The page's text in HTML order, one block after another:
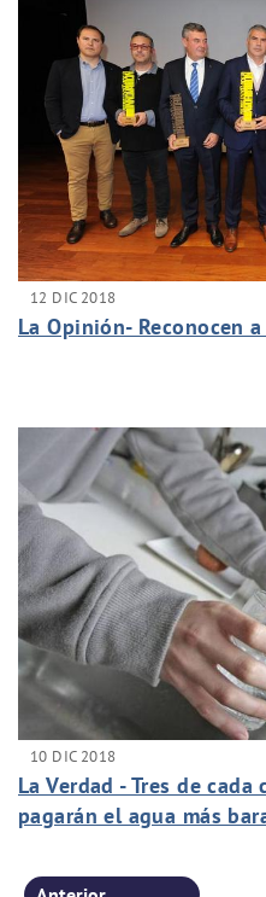
12 DIC 2018
La Opinión- Reconocen
10 DIC 2018
La Verdad - Tres de
pagarán el agua más